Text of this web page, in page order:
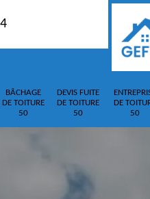
BÂCHAGE
DE TOITURE
50
DEVIS FUITE
DE TOITURE
50
DE
50